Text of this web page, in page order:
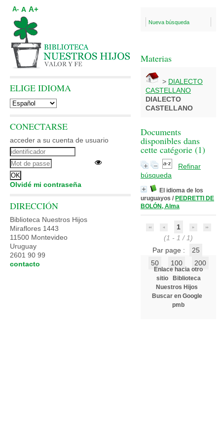
Nueva búsqueda
Materias
> DIALECTO
CASTELLANO
DIALECTO
CASTELLANO
Documents
disponibles dans
cette catégorie (1)
Refinar
búsqueda
El idioma de los
uruguayos / PEDRETTI DE
BOLÓN, Alma
1
(1 - 1 / 1)
Par page :
25
50
100 200
Enlace hacia otro
sitio
Biblioteca
Nuestros Hijos
Buscar en Google
pmb
A- A A+
ELIGE IDIOMA
CONECTARSE
acceder a su cuenta de usuario
Olvidé mi contraseña
DIRECCIÓN
Biblioteca Nuestros Hijos
Miraflores 1443
11500 Montevideo
Uruguay
2601 90 99
contacto